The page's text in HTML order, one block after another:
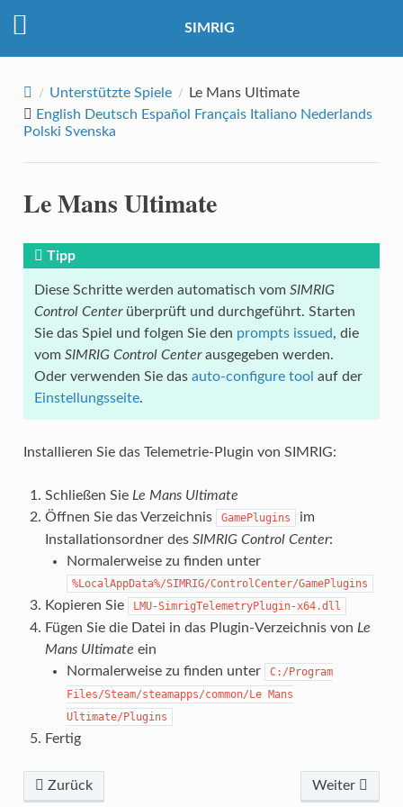
SIMRIG
Unterstützte Spiele
Le Mans Ultimate
English Deutsch Español Français Italiano Nederlands
Polski Svenska
Le Mans Ultimate
Tipp
Diese Schritte werden automatisch vom SIMRIG
Control Centerüberprüft und durchgeführt. Starten
Sie das Spiel und folgen Sie den prompts issued, die
vom SIMRIG Control Centerausgegeben werden.
Oder verwenden Sie das auto-configure tool auf der
Einstellungsseite.
Installieren Sie das Telemetrie-Plugin von SIMRIG:
Schließen Sie Le Mans Ultimate
Öffnen Sie das Verzeichnis
GamePlugins
im
Installationsordner des SIMRIG Control Center:
Normalerweise zu finden unter
%LocalAppData%/SIMRIG/ControlCenter/GamePlugins
Kopieren Sie LMU-SimrigTelemetryPlugin-x64.dll
Fügen Sie die Datei in das Plugin-Verzeichnis von Le
Mans Ultimate ein
Normalerweise zu finden unter
C:/Program
Files/Steam/steamapps/common/Le Mans
Ultimate/Plugins
Fertig
Zurück Weiter